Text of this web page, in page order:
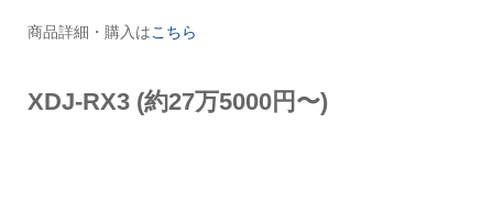
商品詳細・購入はこちら
XDJ-RX3 (約27万5000円〜)